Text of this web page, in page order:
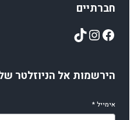
חברתיים
Facebook
Instagram
TikTok
הירשמות אל הניוזלטר
אימייל*